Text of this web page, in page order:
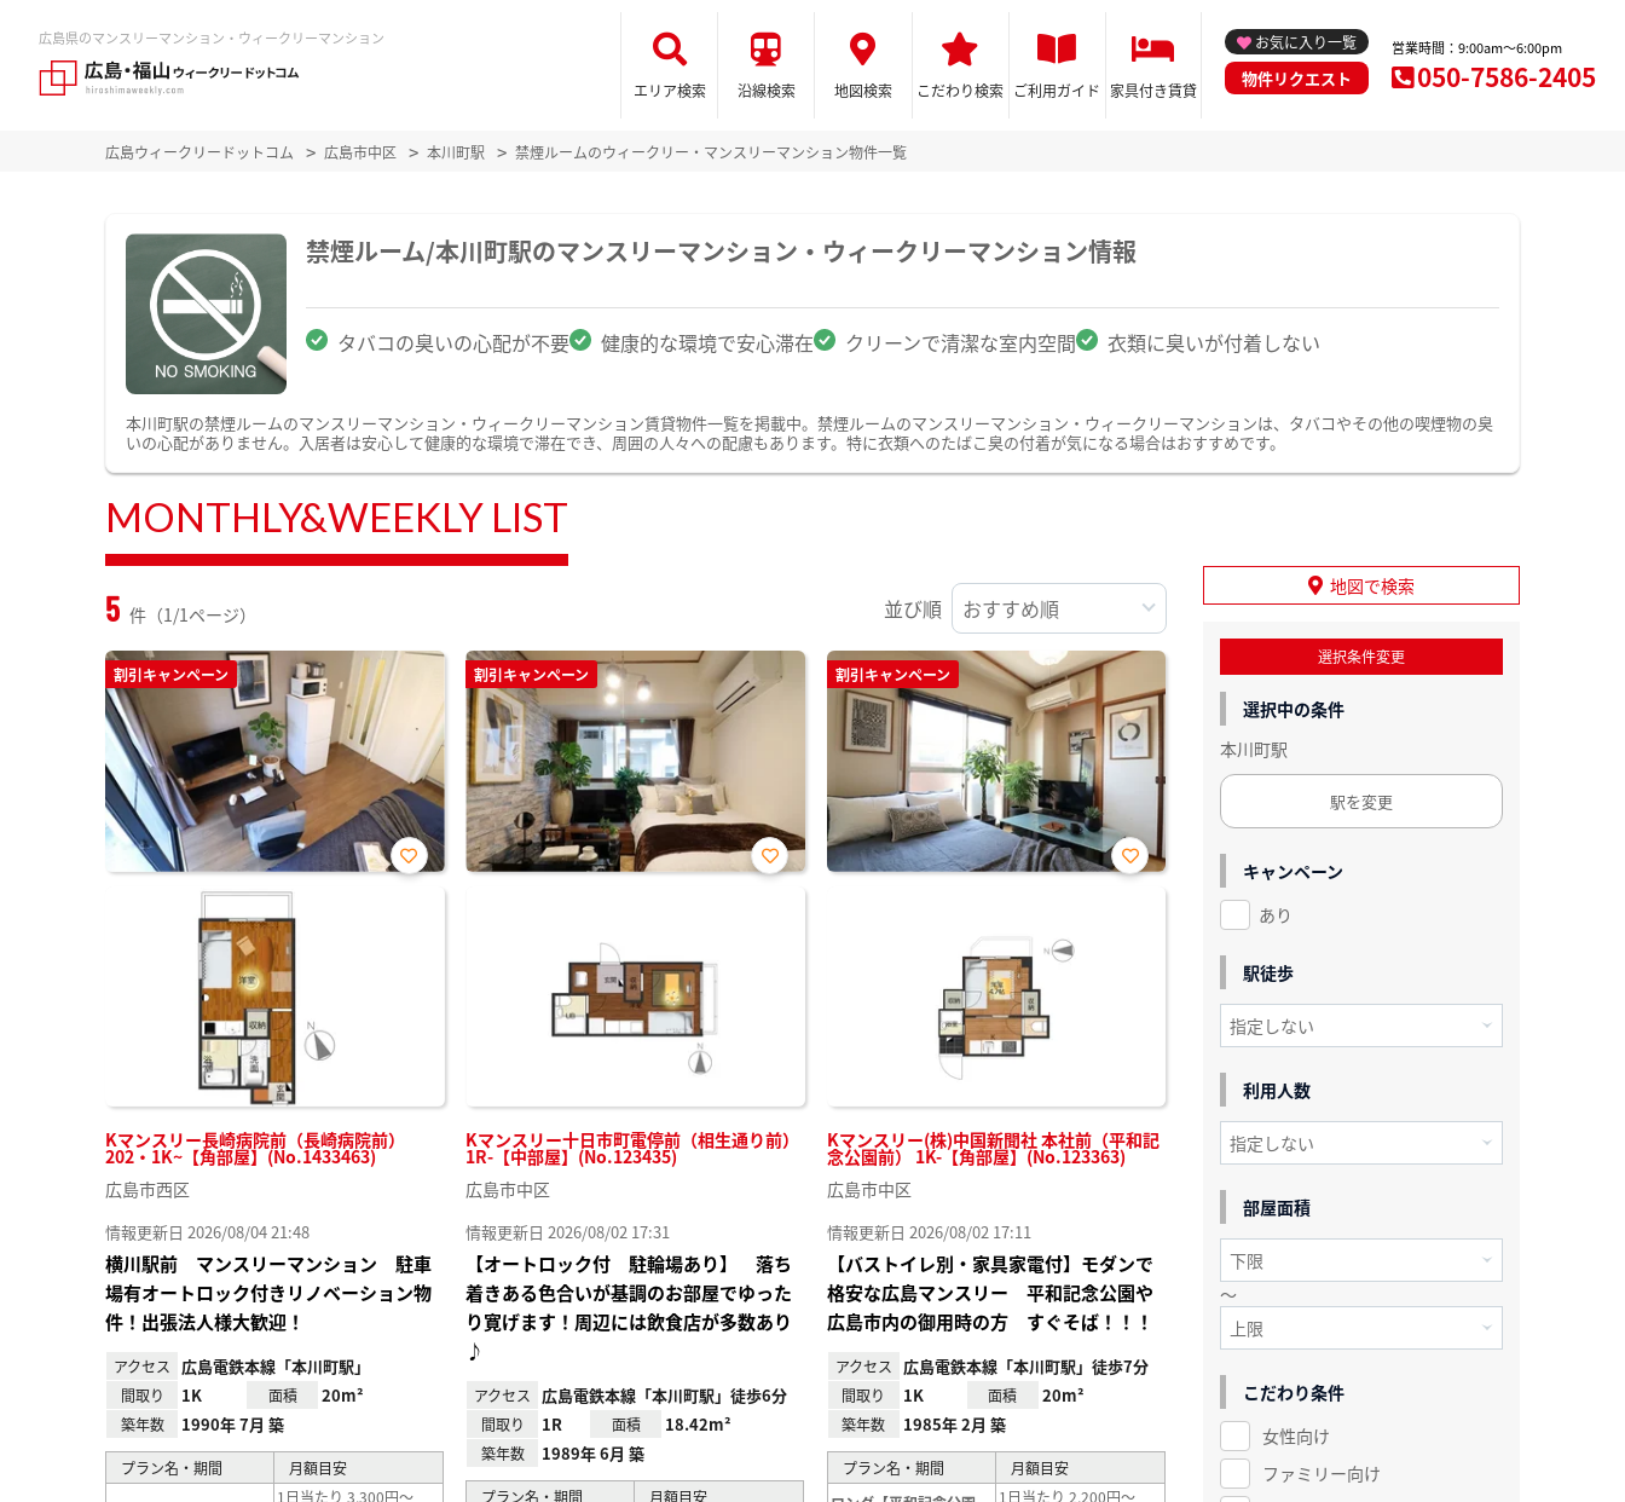
広島県のマンスリーマンション・ウィークリーマンション
エリア検索 沿線検索 地図検索 こだわり検索 ご利用ガイド 家具付き賃貸
お気に入り一覧
物件リクエスト
営業時間：9:00am～6:00pm
050-7586-2405
広島ウィークリードットコム 広島市中区 本川町駅 禁煙ルームのウィークリー・マンスリーマンション物件一覧
禁煙ルーム/本川町駅のマンスリーマンション・ウィークリーマンション情報
タバコの臭いの心配が不要 健康的な環境で安心滞在 クリーンで清潔な室内空間 衣類に臭いが付着しない
本川町駅の禁煙ルームのマンスリーマンション・ウィークリーマンション賃貸物件一覧を掲載中。禁煙ルームのマンスリーマンション・ウィークリーマンションは、タバコやその他の喫煙物の臭
いの心配がありません。入居者は安心して健康的な環境で滞在でき、周囲の人々への配慮もあります。特に衣類へのたばこ臭の付着が気になる場合はおすすめです。
MONTHLY&WEEKLY LIST
5 件（1/1ページ） 並び順
割引キャンペーン
Kマンスリー長崎病院前（長崎病院前）
202・1K~【角部屋】(No.1433463)
お気
広島市西区
情報更新日 2026/08/04 21:48
横川駅前 マンスリーマンション 駐車
場有オートロック付きリノベーション物
件！出張法人様大歓迎！
アクセス 広島電鉄本線「本川町駅」
間取り 1K 面積 20m²
築年数 1990年 7月 築
プラン名・期間 月額目安
1日当たり 3,300円～
割引キャンペーン
Kマンスリー十日市町電停前（相生通り前）
1R-【中部屋】(No.123435)
お気
広島市中区
情報更新日 2026/08/02 17:31
【オートロック付 駐輪場あり】 落ち
着きある色合いが基調のお部屋でゆった
り寛げます！周辺には飲食店が多数あり
♪
アクセス 広島電鉄本線「本川町駅」徒歩6分
間取り 1R 面積 18.42m²
築年数 1989年 6月 築
プラン名・期間 月額目安
割引キャンペーン
Kマンスリー(株)中国新聞社 本社前（平和記
念公園前） 1K-【角部屋】(No.123363)
お気
広島市中区
情報更新日 2026/08/02 17:11
【バストイレ別・家具家電付】モダンで
格安な広島マンスリー 平和記念公園や
広島市内の御用時の方 すぐそば！！！
アクセス 広島電鉄本線「本川町駅」徒歩7分
間取り 1K 面積 20m²
築年数 1985年 2月 築
プラン名・期間
月額目安
1日当たり 2,200円～
地図で検索
選択条件変更
選択中の条件
本川町駅
駅を変更
キャンペーン
あり
駅徒歩
利用人数
部屋面積
～
こだわり条件
女性向け
ファミリー向け